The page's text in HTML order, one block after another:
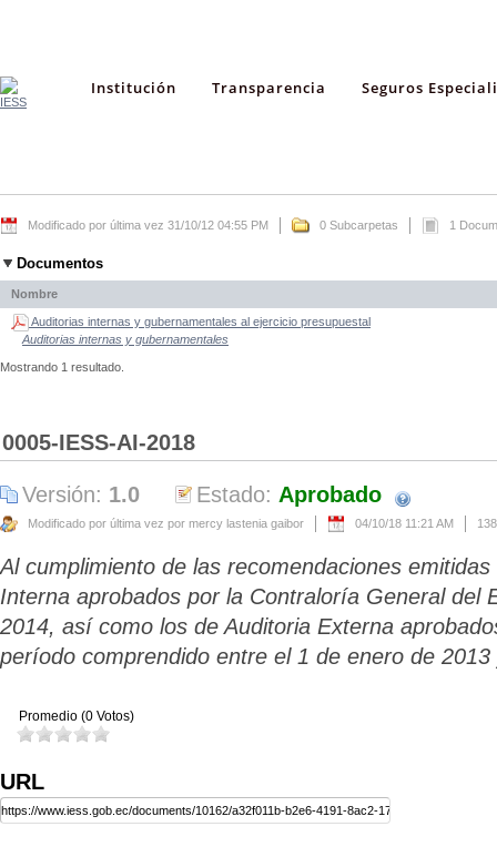
Institución Transparencia Seguros
Modificado por última vez 31/10/12 04:55 PM 0 Subcarpetas 1
Documentos
Nombre
Auditorias internas y gubernamentales al ejercicio presupuestal
Auditorias internas y gubernamentales
Mostrando 1 resultado.
0005-IESS-AI-2018
Versión: 1.0 Estado: Aprobado
Modificado por última vez por mercy lastenia gaibor 04/10/18 11:21 AM
Al cumplimiento de las recomendaciones
Interna aprobados por la Contraloría General del
2014, así como los de Auditoria Externa
período comprendido entre el 1 de enero de
Promedio (0 Votos)
URL